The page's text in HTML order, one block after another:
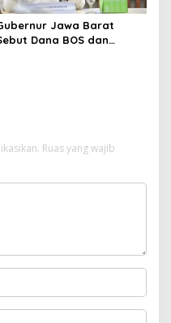
Jawa Barat
Dana BOS dan
Ruas yang wajib